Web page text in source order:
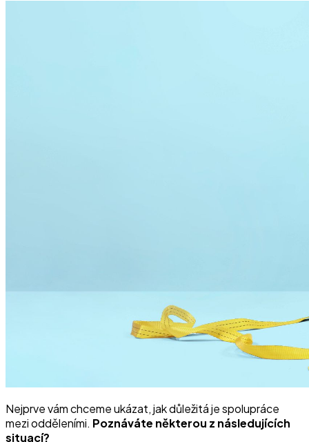
Nejprve vám chceme ukázat, jak důležitá je spolupráce
mezi odděleními. Poznáváte některou z následujících
situací?